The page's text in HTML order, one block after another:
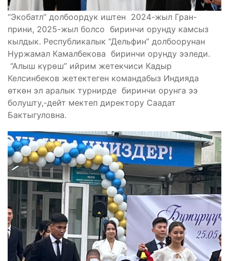
“Экобатл” долбоордук иштен 2024-жыл Гран-
прини, 2025-жыл болсо биринчи орунду камсыз
кылдык. Республикалык “Дельфин” долбоорунан
Нуржамал Камалбекова биринчи орунду ээледи.
“Алыш күрөш” ийрим жетекчиси Кадыр
Келсинбеков жетектеген командабыз Индияда
өткөн эл аралык турнирде биринчи орунга ээ
болушту,-дейт мектеп директору Саадат
Бактыгуловна.